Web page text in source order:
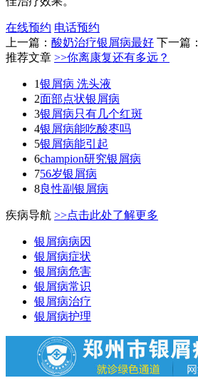
在线预约 电话预约
上一篇： 酸奶治疗银屑病最好 下一篇：
推荐文章 >>你离康复还有多远？
1银屑病 洗头液
2面部点状银屑病
3银屑病只有几个红斑
4银屑病能吃酸枣吗
5银屑病能引起
6champion研究银屑病
756岁银屑病
8良性副银屑病
疾病导航 >>点击此处了解更多
银屑病病因
银屑病症状
银屑病危害
银屑病常识
银屑病治疗
银屑病护理